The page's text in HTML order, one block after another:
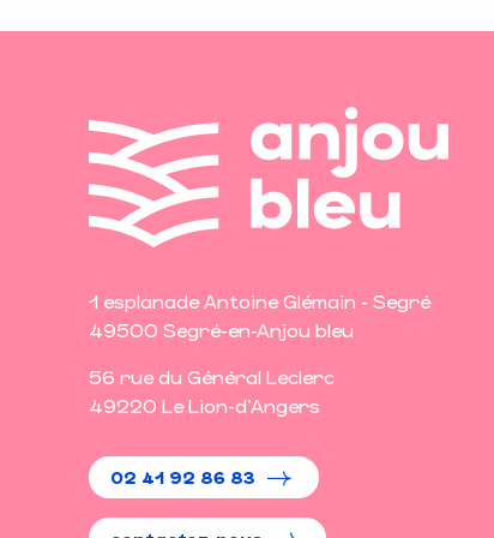
1 esplanade Antoine Glémain - Segré
49500 Segré-en-Anjou bleu
56 rue du Général Leclerc
49220 Le Lion-d'Angers
02 41 92 86 83